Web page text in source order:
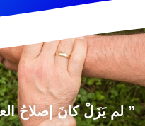
” لم يَزَلْ كانَ إصلاحُ